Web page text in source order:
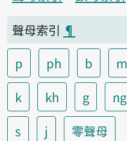
聲母索引 ¶
p
ph b m
k
kh g ng
s
j
零聲母